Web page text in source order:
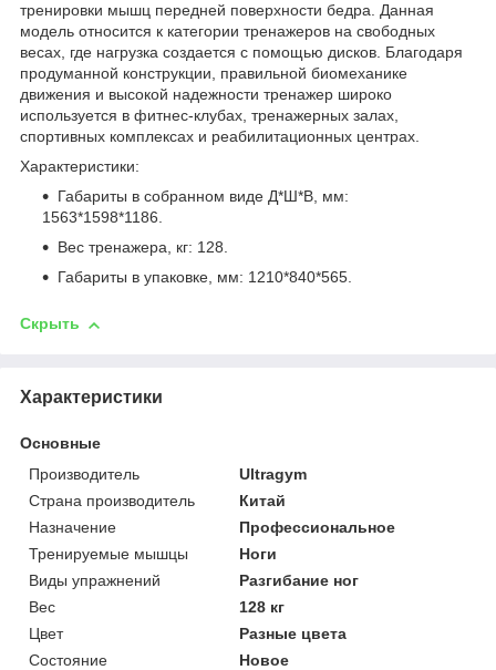
тренировки мышц передней поверхности бедра. Данная
модель относится к категории тренажеров на свободных
весах, где нагрузка создается с помощью дисков. Благодаря
продуманной конструкции, правильной биомеханике
движения и высокой надежности тренажер широко
используется в фитнес-клубах, тренажерных залах,
спортивных комплексах и реабилитационных центрах.
Характеристики:
Габариты в собранном виде Д*Ш*В, мм:
1563*1598*1186.
Вес тренажера, кг: 128.
Габариты в упаковке, мм: 1210*840*565.
Скрыть
Характеристики
Основные
Производитель
Ultragym
Страна производитель
Китай
Назначение
Профессиональное
Тренируемые мышцы
Ноги
Виды упражнений
Разгибание ног
Вес
128 кг
Цвет
Разные цвета
Состояние
Новое